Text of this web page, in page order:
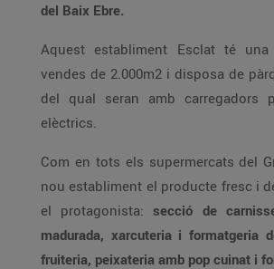
del Baix Ebre.
Aquest establiment Esclat té
vendes de 2.000m2 i disposa de
del qual seran amb carregadors
elèctrics.
Com en tots els supermercats del
nou establiment el producte fresc i
el protagonista: secció de
madurada, xarcuteria i formatgeria
fruiteria, peixateria amb pop cuinat i